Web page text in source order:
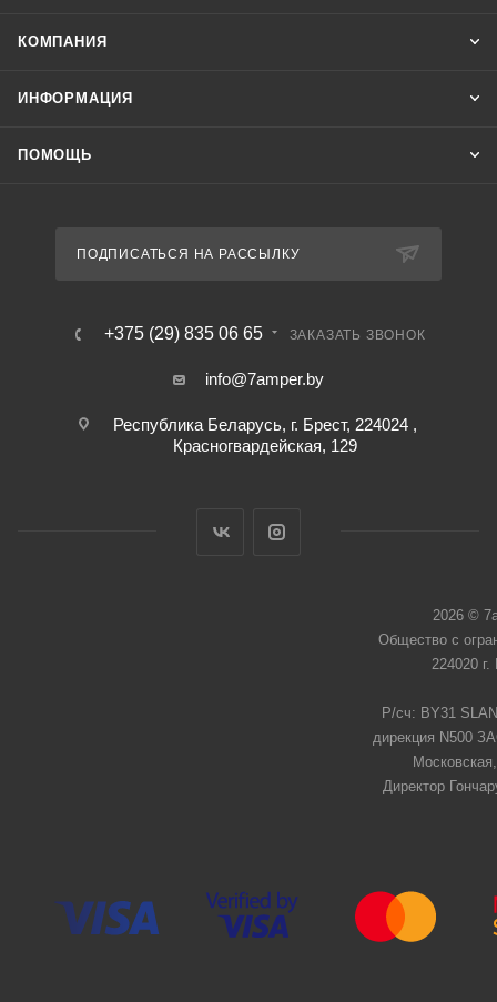
КОМПАНИЯ
ИНФОРМАЦИЯ
ПОМОЩЬ
ПОДПИСАТЬСЯ НА РАССЫЛКУ
+375 (29) 835 06 65 ЗАКАЗАТЬ ЗВОНОК
info@7amper.by
Республика Беларусь, г. Брест, 224024 ,
Красногвардейская, 129
2026 ©
Общество с
224020
Р/сч: BY31
дирекция N500
Директор